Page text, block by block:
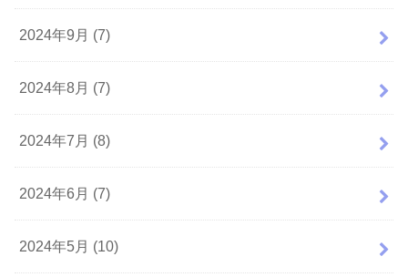
2024年9月 (7)
2024年8月 (7)
2024年7月 (8)
2024年6月 (7)
2024年5月 (10)